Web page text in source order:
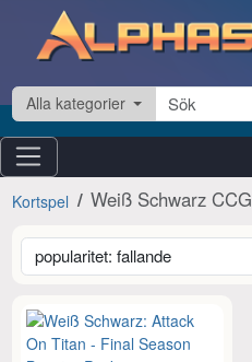
Hoppa till innehåll
Alla kategorier
Kortspel Weiß Schwarz CCG